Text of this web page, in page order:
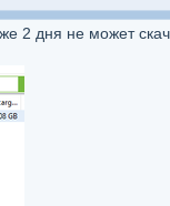
2 дня не может